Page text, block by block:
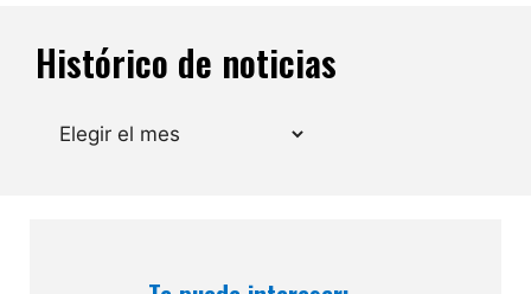
Histórico de noticias
Archivos